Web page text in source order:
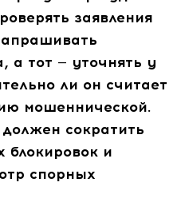
заявления
а тот — уточнять у
ли он считает
мошеннической.
сократить
блокировок и
спорных